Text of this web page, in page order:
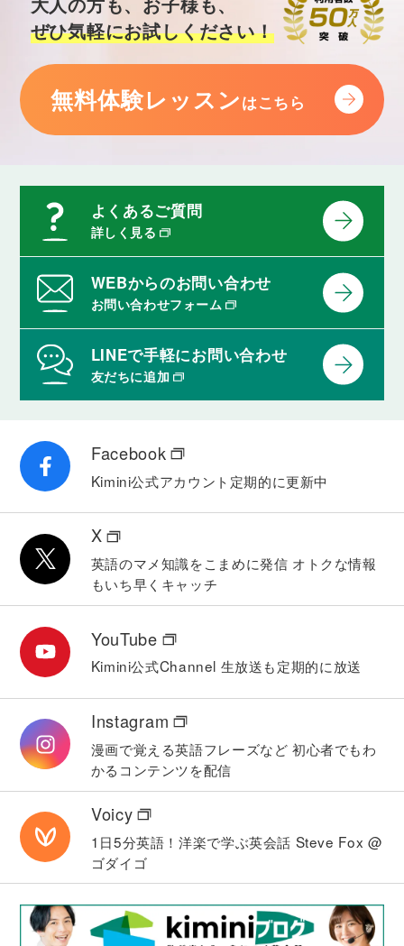
とについて詳しくたずねることができるようになり
ます。
一般動詞の過去形と過去進行形の使い分け
伝える場合は「過去進行形」ではなく「過去形」を
Lesson 42
be going to ~ の肯定文
「来月、旅行するつもりです」のように、未来の予
定や計画について伝えられるようになります。
「行くつもりはありません」のように、未来に起こ
らないであろうことについて伝えられるようになり
ます。
Lesson 44
be going to ~ の疑問文
「〜へ行くつもりですか」のように、未来の予定や
Lesson 45
be going to ~ のwh-/how疑問文
「何をするつもりですか」「どのくらい滞在する予
定ですか」のように、未来の予定や計画について詳
しくたずねることができるようになります。
Lesson 46
will（未来）の肯定文
「あとで電話をします」「雨が降るでしょう」のよ
うに、未来において行う意思のあることや、起こり
得る（推測できる）ことについて伝えられるように
なります。
Lesson 47
will（未来）の否定文
「雨は降らないでしょう」「傘を持っていきませ
ん」のように、未来に起こらないであろうことや、
するつもりのないことなどについて伝えることがで
きるようになります。
ぜひ気軽にお試しください！
無料体験レッスンはこちら
よくあるご質問
詳しく見る
WEBからのお問い合わせ
お問い合わせフォーム
LINEで手軽にお問い合わせ
友だちに追加
Facebook
Kimini公式アカウント 定期的に更新中
X
英語のマメ知識をこまめに発信 オトクな情報
もいち早くキャッチ
YouTube
Kimini公式Channel 生放送も定期的に放送
Instagram
漫画で覚える英語フレーズなど 初心者でもわ
かるコンテンツを配信
Voicy
1日5分英語！洋楽で学ぶ英会話 Steve Fox @
ゴダイゴ